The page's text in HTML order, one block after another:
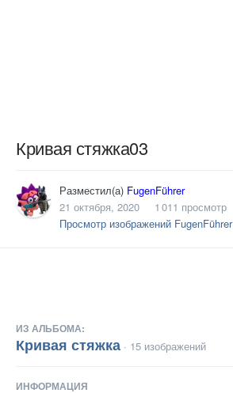
Кривая стяжка03
Разместил(а) FugenFührer
21 октября, 2020
1 011 просмотр
Просмотр изображений FugenFührer
ИЗ АЛЬБОМА:
Кривая стяжка · 15 изображений
ИНФОРМАЦИЯ